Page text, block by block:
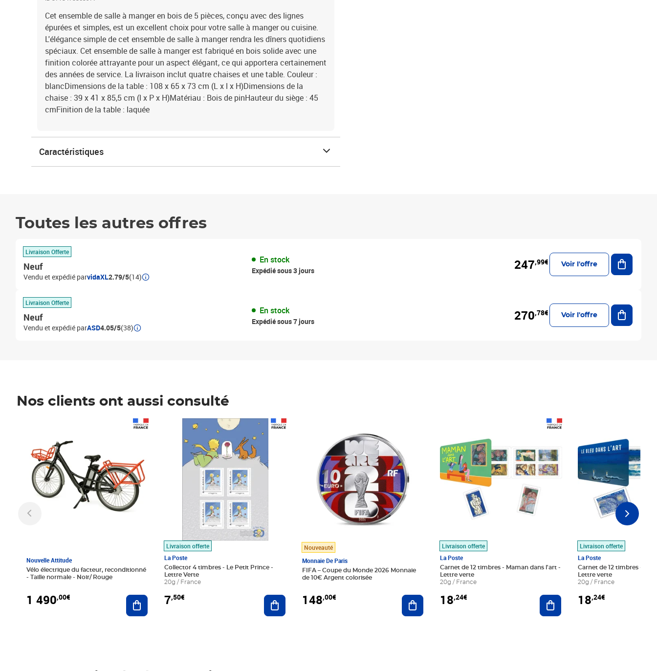
Cet ensemble de salle à manger en bois de 5 pièces, conçu avec des lignes
épurées et simples, est un excellent choix pour votre salle à manger ou cuisine.
L'élégance simple de cet ensemble de salle à manger rendra les dîners quotidiens
spéciaux. Cet ensemble de salle à manger est fabriqué en bois solide avec une
finition colorée attrayante pour un aspect élégant, ce qui apportera certainement
des années de service. La livraison inclut quatre chaises et une table. Couleur :
blancDimensions de la table : 108 x 65 x 73 cm (L x l x H)Dimensions de la
chaise : 39 x 41 x 85,5 cm (l x P x H)Matériau : Bois de pinHauteur du siège : 45
cmFinition de la table : laquée
Caractéristiques
Toutes les autres offres
Livraison Offerte
Neuf
Vendu et expédié parvidaXL2.79/5(14)
En stock
Expédié sous 3 jours 247,99€ Voir l'offre
Ajouter
Livraison Offerte
Neuf
Vendu et expédié parASD4.05/5(38)
En stock
Expédié sous 7 jours 270,78€ Voir l'offre
Ajouter
Nos clients ont aussi consulté
Nouvelle Attitude
Vélo électrique du facteur, reconditionné
- Taille normale - Noir/ Rouge
1 490,00€ Ajouter au panier
Livraison offerte
La Poste
Collector 4 timbres - Le Petit Prince -
Lettre Verte
20g / France
7,50€
Prix 7,50€
Ajouter au panier
Nouveauté
Monnaie De Paris
FIFA – Coupe du Monde 2026 Monnaie
de 10€ Argent colorisée
148,00€ Ajouter au panier
Livraison offerte
La Poste
Carnet de 12 timbres - Maman dans l'art -
Lettre verte
20g / France
18,24€ Ajouter au panier
Livraison offerte
La Poste
Carnet de 12 timbres - Le
Lettre verte
20g / France
18,24€